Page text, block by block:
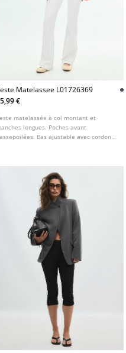
Matelassee L01726369
€
matelassée à col montant et
longues. Poches avant
Bas ajustable avec cordons.
couleurs.